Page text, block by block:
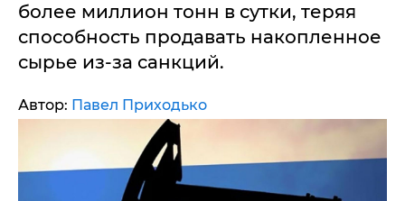
более миллион тонн в сутки, теряя
способность продавать накопленное
сырье из-за санкций.
Автор: Павел Приходько